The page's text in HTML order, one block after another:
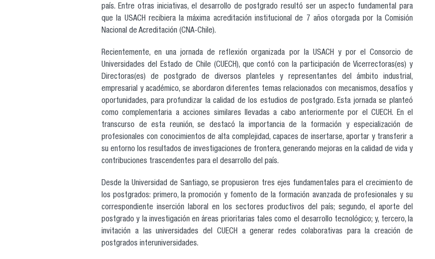
país. Entre otras iniciativas, el desarrollo de postgrado resultó ser un aspecto fundamental para
que la USACH recibiera la máxima acreditación institucional de 7 años otorgada por la Comisión
Nacional de Acreditación (CNA-Chile).
Recientemente, en una jornada de reflexión organizada por la USACH y por el Consorcio de
Universidades del Estado de Chile (CUECH), que contó con la participación de Vicerrectoras(es) y
Directoras(es) de postgrado de diversos planteles y representantes del ámbito industrial,
empresarial y académico, se abordaron diferentes temas relacionados con mecanismos, desafíos y
oportunidades, para profundizar la calidad de los estudios de postgrado. Esta jornada se planteó
como complementaria a acciones similares llevadas a cabo anteriormente por el CUECH. En el
transcurso de esta reunión, se destacó la importancia de la formación y especialización de
profesionales con conocimientos de alta complejidad, capaces de insertarse, aportar y transferir a
su entorno los resultados de investigaciones de frontera, generando mejoras en la calidad de vida y
contribuciones trascendentes para el desarrollo del país.
Desde la Universidad de Santiago, se propusieron tres ejes fundamentales para el crecimiento de
los postgrados: primero, la promoción y fomento de la formación avanzada de profesionales y su
correspondiente inserción laboral en los sectores productivos del país; segundo, el aporte del
postgrado y la investigación en áreas prioritarias tales como el desarrollo tecnológico; y, tercero, la
invitación a las universidades del CUECH a generar redes colaborativas para la creación de
postgrados interuniversidades.